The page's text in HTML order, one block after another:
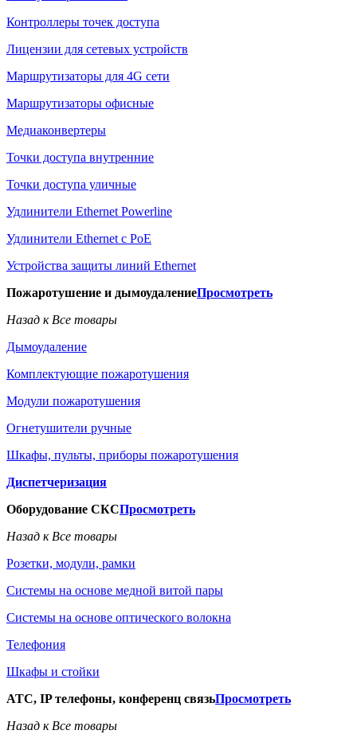
Контроллеры точек доступа
Лицензии для сетевых устройств
Маршрутизаторы для 4G сети
Маршрутизаторы офисные
Медиаконвертеры
Точки доступа внутренние
Точки доступа уличные
Удлинители Ethernet Powerline
Удлинители Ethernet с PoE
Устройства защиты линий Ethernet
Пожаротушение и дымоудалениеПросмотреть
Назад к Все товары
Дымоудаление
Комплектующие пожаротушения
Модули пожаротушения
Огнетушители ручные
Шкафы, пульты, приборы пожаротушения
Диспетчеризация
Оборудование СКСПросмотреть
Назад к Все товары
Розетки, модули, рамки
Системы на основе медной витой пары
Системы на основе оптического волокна
Телефония
Шкафы и стойки
АТС, IP телефоны, конференц связьПросмотреть
Назад к Все товары